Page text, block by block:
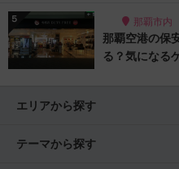
那覇市内
那覇空港の保
る？気になる
エリアから探す
テーマから探す